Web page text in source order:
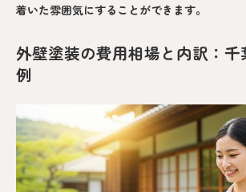
着いた雰囲気にすることができます。
外壁塗装の費用相場と内訳：
例